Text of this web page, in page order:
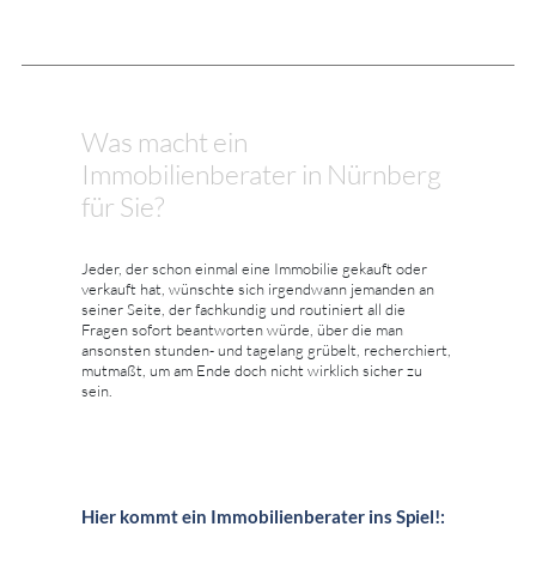
Was macht ein
Immobilienberater in Nürnberg
für Sie?
Jeder, der schon einmal eine Immobilie gekauft oder
verkauft hat, wünschte sich irgendwann jemanden an
seiner Seite, der fachkundig und routiniert all die
Fragen sofort beantworten würde, über die man
ansonsten stunden- und tagelang grübelt, recherchiert,
mutmaßt, um am Ende doch nicht wirklich sicher zu
sein.
Hier kommt ein Immobilienberater ins Spiel!: